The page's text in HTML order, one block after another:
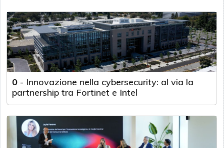
0 - Innovazione nella cybersecurity: al via la
partnership tra Fortinet e Intel